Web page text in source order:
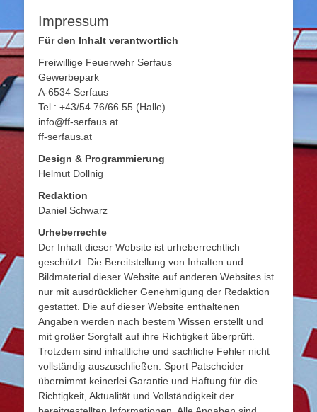
Impressum
Für den Inhalt verantwortlich
Freiwillige Feuerwehr Serfaus
Gewerbepark
A-6534 Serfaus
Tel.: +43/54 76/66 55 (Halle)
info@ff-serfaus.at
ff-serfaus.at
Design & Programmierung
Helmut Dollnig
Redaktion
Daniel Schwarz
Urheberrechte
Der Inhalt dieser Website ist urheberrechtlich
geschützt. Die Bereitstellung von Inhalten und
Bildmaterial dieser Website auf anderen Websites ist
nur mit ausdrücklicher Genehmigung der Redaktion
gestattet. Die auf dieser Website enthaltenen
Angaben werden nach bestem Wissen erstellt und
mit großer Sorgfalt auf ihre Richtigkeit überprüft.
Trotzdem sind inhaltliche und sachliche Fehler nicht
vollständig auszuschließen. Sport Patscheider
übernimmt keinerlei Garantie und Haftung für die
Richtigkeit, Aktualität und Vollständigkeit der